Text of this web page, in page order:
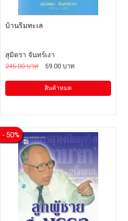
บ้านริมทะเล
สุมิตรา จันทร์เงา
245.00 บาท
59.00 บาท
สินค้าหมด
- 50%